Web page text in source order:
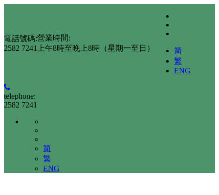
電話號碼:
2582 7241
營業時間:
上午8時至晚上8時（星期一至日）
简
繁
ENG
telephone:
2582 7241
简
繁
ENG